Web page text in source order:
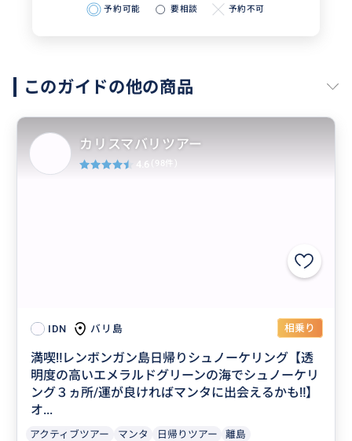
予約可能 要相談 予約不可
このガイドの他の商品
IDN バリ島 相乗り
満喫‼️レンボンガン島日帰りシュノーケリング【透
明度の高いエメラルドグリーンの海でシュノーケリ
ング３ヵ所/運が良ければマンタに出会えるかも‼】
オ...
アクティブツアー マンタ 日帰りツアー 離島
カリスマバリツアー
4.6 (98件)